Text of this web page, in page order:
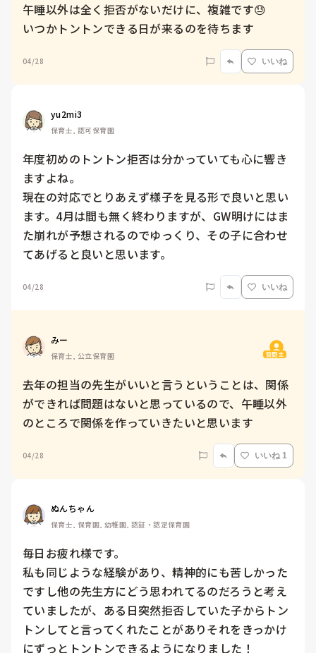
午睡以外は全く拒否がないだけに、複雑です😓
いつかトントンできる日が来るのを待ちます
04/28 いいね
yu2mi3
保育士, 認可保育園
年度初めのトントン拒否は分かっていても心に響き
ますよね。
現在の対応でとりあえず様子を見る形で良いと思い
ます。4月は間も無く終わりますが、GW明けにはま
た崩れが予想されるのでゆっくり、その子に合わせ
てあげると良いと思います。
04/28 いいね
みー
保育士, 公立保育園 質問主
去年の担当の先生がいいと言うということは、関係
ができれば問題はないと思っているので、午睡以外
のところで関係を作っていきたいと思います
04/28 いいね 1
ぬんちゃん
保育士, 保育園, 幼稚園, 認証・認定保育園
毎日お疲れ様です。
私も同じような経験があり、精神的にも苦しかった
ですし他の先生方にどう思われてるのだろうと考え
ていましたが、ある日突然拒否していた子からトン
トンしてと言ってくれたことがありそれをきっかけ
にずっとトントンできるようになりました！